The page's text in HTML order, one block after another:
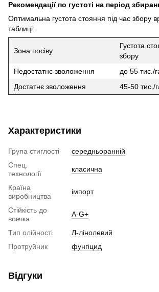
Рекомендації по густоті на період
Оптимальна густота стояння під час збору
таблиці:
Зона посіву
Густота
збору
Недостатнє зволоження
до 55 тис./
Достатнє зволоження
45-50 тис./
Характеристики
Група стиглості
середньоранній
Спец.
технології
класична
Країна
виробництва
імпорт
Стійкість до
вовчка
A-G+
Тип олійності
Л-лінолевий
Протруйник
фунгіцид
Відгуки